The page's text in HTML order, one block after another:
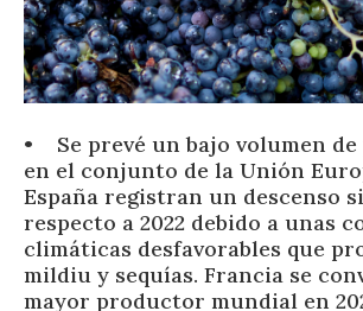
• Se prevé un bajo volumen
en el conjunto de la Unión
España registran un descenso
respecto a 2022 debido a unas
climáticas desfavorables que
mildiu y sequías. Francia se
mayor productor mundial en